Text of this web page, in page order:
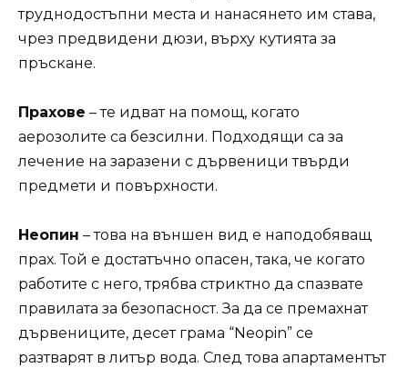
труднодостъпни места и нанасянето им става,
чрез предвидени дюзи, върху кутията за
пръскане.
Прахове – те идват на помощ, когато
аерозолите са безсилни. Подходящи са за
лечение на заразени с дървеници твърди
предмети и повърхности.
Неопин – това на външен вид е наподобяващ
прах. Той е достатъчно опасен, така, че когато
работите с него, трябва стриктно да спазвате
правилата за безопасност. За да се премахнат
дървениците, десет грама “Neopin” се
разтварят в литър вода. След това апартаментът